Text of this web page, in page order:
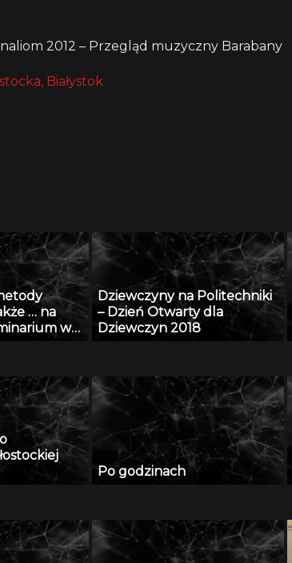
2012 – Przegląd muzyczny Barabany
Białystok
… na
w
Dziewczyny na Politechniki
– Dzień Otwarty dla
Dziewczyn 2018
Po godzinach